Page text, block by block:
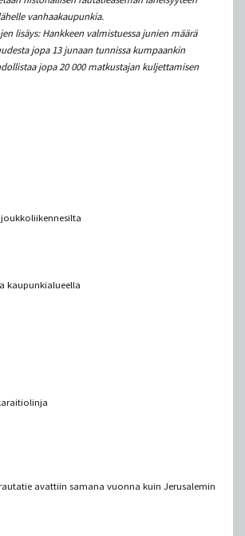
vanhaakaupunkia.
lisäys: Hankkeen valmistuessa junien määrä
jopa 13 junaan tunnissa kumpaankin
jopa 20 000 matkustajan kuljettamisen
joukkoliikennesilta
kaupunkialueella
avattiin samana vuonna kuin Jerusalemin